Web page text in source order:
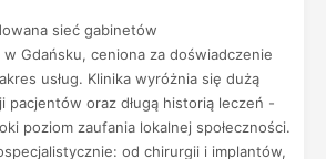
sieć gabinetów
Gdańsku, ceniona za doświadczenie
usług. Klinika wyróżnia się dużą
pacjentów oraz długą historią leczeń -
poziom zaufania lokalnej społeczności.
od chirurgii i implantów,